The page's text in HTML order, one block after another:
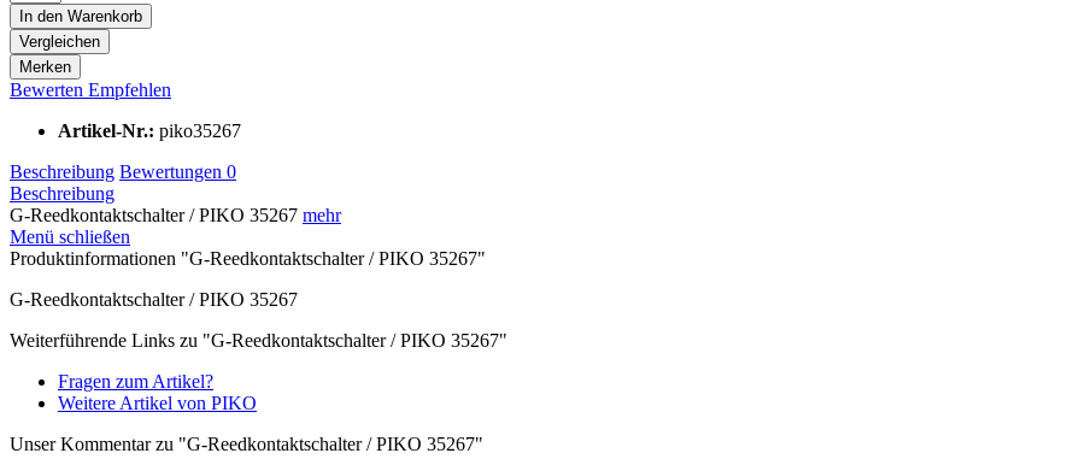
In den Warenkorb
Vergleichen
Merken
Bewerten Empfehlen
Artikel-Nr.: piko35267
Beschreibung Bewertungen 0
Beschreibung
G-Reedkontaktschalter / PIKO 35267 mehr
Menü schließen
Produktinformationen "G-Reedkontaktschalter / PIKO 35267"
G-Reedkontaktschalter / PIKO 35267
Weiterführende Links zu "G-Reedkontaktschalter / PIKO 35267"
Fragen zum Artikel?
Weitere Artikel von PIKO
Unser Kommentar zu "G-Reedkontaktschalter / PIKO 35267"